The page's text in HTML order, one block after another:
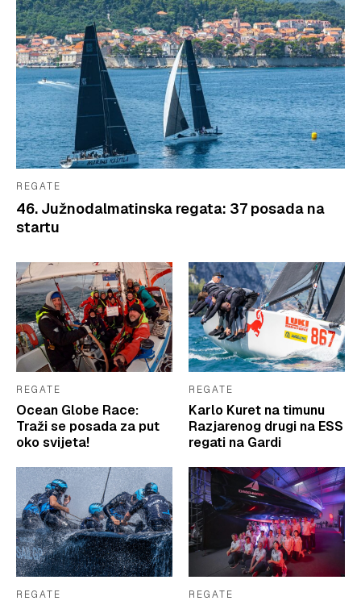
REGATE
46. Južnodalmatinska regata: 37 posada na
startu
REGATE
Ocean Globe Race:
Traži se posada za put
oko svijeta!
REGATE
Karlo Kuret na timunu
Razjarenog drugi na ESS
regati na Gardi
REGATE REGATE